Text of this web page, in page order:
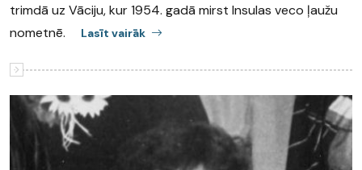
trimdā uz Vāciju, kur 1954. gadā mirst Insulas veco ļaužu
nometnē.
Lasīt vairāk